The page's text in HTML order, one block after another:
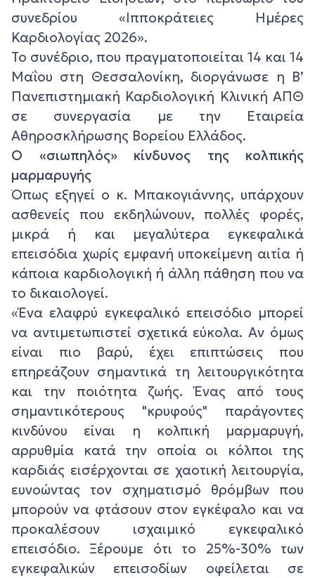
συνεδρίου «Ιπποκράτειες Ημέρες
Καρδιολογίας 2026».
Το συνέδριο, που πραγματοποιείται 14 και 14
Μαΐου στη Θεσσαλονίκη, διοργάνωσε η Β’
Πανεπιστημιακή Καρδιολογική Κλινική ΑΠΘ
σε συνεργασία με την Εταιρεία
Αθηροσκλήρωσης Βορείου Ελλάδος.
Ο «σιωπηλός» κίνδυνος της κολπικής
μαρμαρυγής
Όπως εξηγεί ο κ. Μπακογιάννης, υπάρχουν
ασθενείς που εκδηλώνουν, πολλές φορές,
μικρά ή και μεγαλύτερα εγκεφαλικά
επεισόδια χωρίς εμφανή υποκείμενη αιτία ή
κάποια καρδιολογική ή άλλη πάθηση που να
το δικαιολογεί.
«Ένα ελαφρύ εγκεφαλικό επεισόδιο μπορεί
να αντιμετωπιστεί σχετικά εύκολα. Αν όμως
είναι πιο βαρύ, έχει επιπτώσεις που
επηρεάζουν σημαντικά τη λειτουργικότητα
και την ποιότητα ζωής. Ένας από τους
σημαντικότερους "κρυφούς" παράγοντες
κινδύνου είναι η κολπική μαρμαρυγή,
αρρυθμία κατά την οποία οι κόλποι της
καρδιάς εισέρχονται σε χαοτική λειτουργία,
ευνοώντας τον σχηματισμό θρόμβων που
μπορούν να φτάσουν στον εγκέφαλο και να
προκαλέσουν ισχαιμικό εγκεφαλικό
επεισόδιο. Ξέρουμε ότι το 25%-30% των
εγκεφαλικών επεισοδίων οφείλεται σε